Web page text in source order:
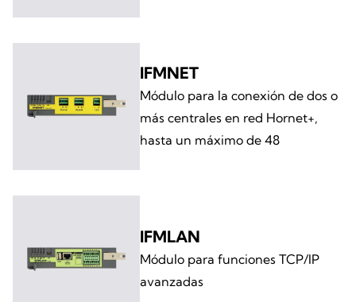
IFMNET
Módulo para la conexión de dos o
más centrales en red Hornet+,
hasta un máximo de 48
IFMLAN
Módulo para funciones TCP/IP
avanzadas